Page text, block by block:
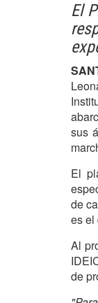
El
sus
El
de
es el
Al
de